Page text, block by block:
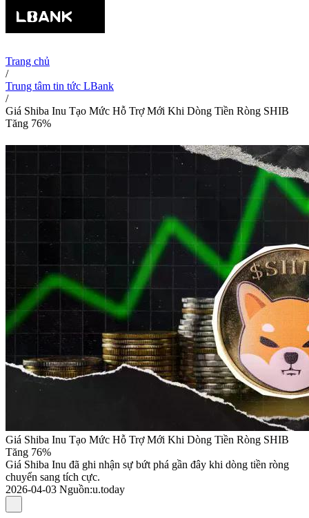
Trang chủ
/
Trung tâm tin tức LBank
/
Giá Shiba Inu Tạo Mức Hỗ Trợ Mới Khi Dòng Tiền Ròng SHIB
Tăng 76%
Giá Shiba Inu Tạo Mức Hỗ Trợ Mới Khi Dòng Tiền Ròng SHIB
Tăng 76%
Giá Shiba Inu đã ghi nhận sự bứt phá gần đây khi dòng tiền ròng
chuyển sang tích cực.
2026-04-03 Nguồn:u.today